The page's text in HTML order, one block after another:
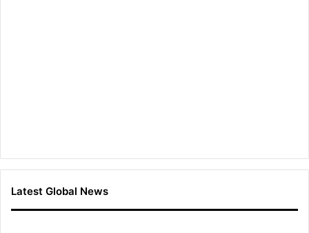
Latest Global News